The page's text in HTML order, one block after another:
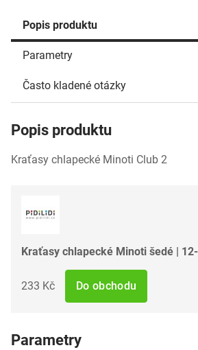
Popis produktu
Parametry
Často kladené otázky
Popis produktu
Kraťasy chlapecké Minoti Club 2
Kraťasy chlapecké Minoti šedé |
233 Kč Do obchodu
Parametry